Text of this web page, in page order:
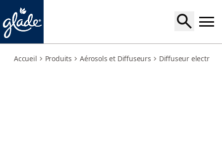
Accueil Produits Aérosols et Diffuseurs Diffuseur